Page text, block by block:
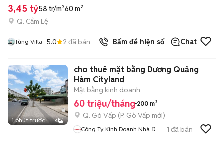
3,45 tỷ58 tr/m²60 m²
Q. Cẩm Lệ
Tùng Villa 5.0 2 đã bán Bấm để hiện số Chat
1 phút trước 4
cho thuê mặt bằng Dương Quảng
Hàm Cityland
Mặt bằng kinh doanh
60 triệu/tháng 200 m²
Q. Gò Vấp (P. Gò Vấp mới)
Công Ty Kinh Doanh Nhà Đất
1 đã bán